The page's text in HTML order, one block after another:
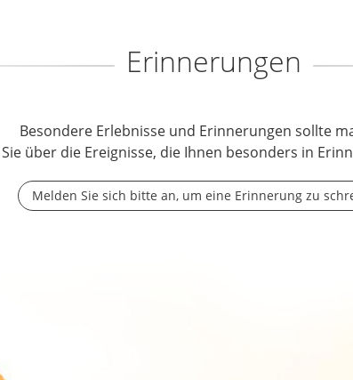
Erinnerungen
Besondere Erlebnisse und Erinnerungen sollte
über die Ereignisse, die Ihnen besonders in
Melden Sie sich bitte an, um eine Erinnerung zu